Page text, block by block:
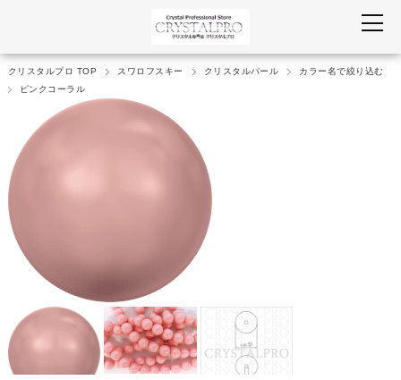
クリスタルプロ TOP スワロフスキー クリスタルパール
カラー名で絞り込む
ピンクコーラル